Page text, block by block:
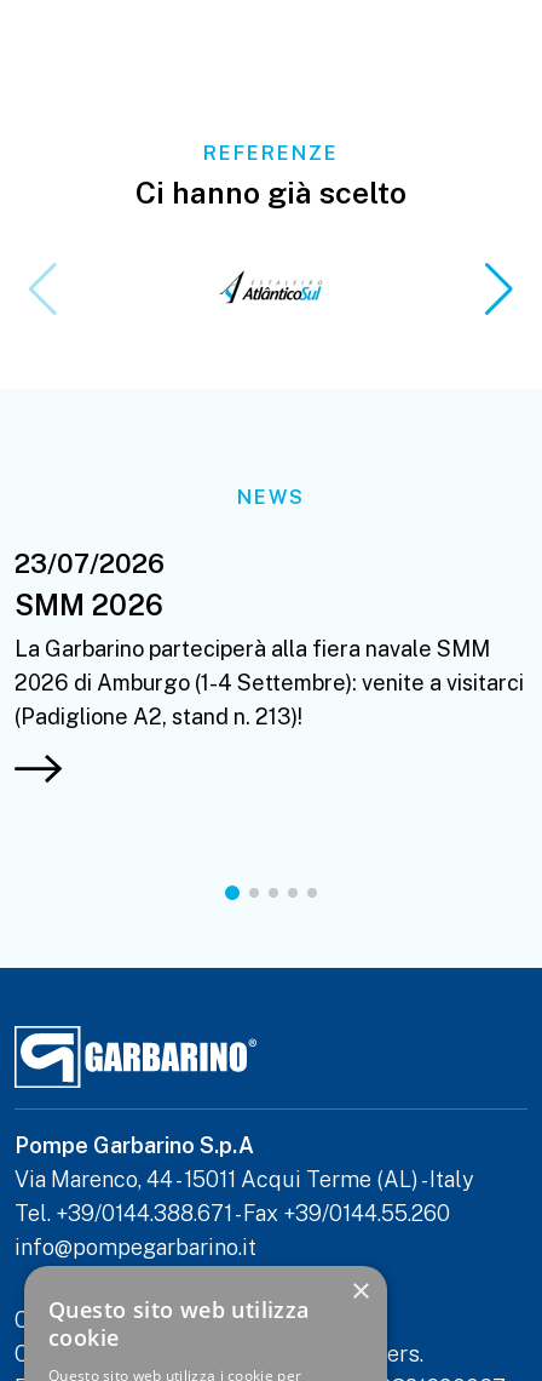
REFERENZE
Ci hanno già scelto
NEWS
23/07/2026
SMM 2026
La Garbarino parteciperà alla fiera navale SMM
2026 di Amburgo (1-4 Settembre): venite a visitarci
(Padiglione A2, stand n. 213)!
Pompe Garbarino S.p.A
Via Marenco, 44 - 15011 Acqui Terme (AL) - Italy
Tel. +39/0144.388.671 - Fax +39/0144.55.260
info@pompegarbarino.it
C.F./P.IVA 00321690067
Capitale Sociale: 2.000.000 euro int. vers.
×
Questo sito web utilizza
cookie
Questo sito web utilizza i cookie per